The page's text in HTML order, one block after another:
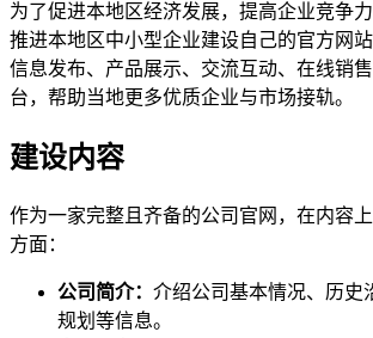
为了促进本地区经济发展，提高企业竞争
推进本地区中小型企业建设自己的官方网
信息发布、产品展示、交流互动、在线销
台，帮助当地更多优质企业与市场接轨。
建设内容
作为一家完整且齐备的公司官网，在内容
方面：
公司简介： 介绍公司基本情况、历史
规划等信息。